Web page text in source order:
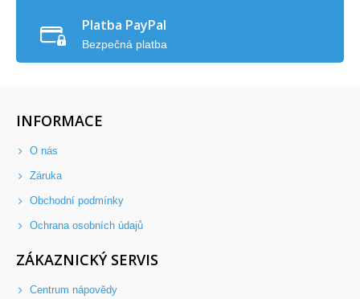
Platba PayPal
Bezpečná platba
INFORMACE
O nás
Záruka
Obchodní podmínky
Ochrana osobních údajů
ZÁKAZNICKÝ SERVIS
Centrum nápovědy